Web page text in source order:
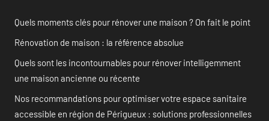
Quels moments clés pour rénover une maison ? On fait le point
Rénovation de maison : la référence absolue
Quels sont les incontournables pour rénover intelligemment
une maison ancienne ou récente
Nos recommandations pour optimiser votre espace sanitaire
accessible en région de Périgueux : solutions professionnelles